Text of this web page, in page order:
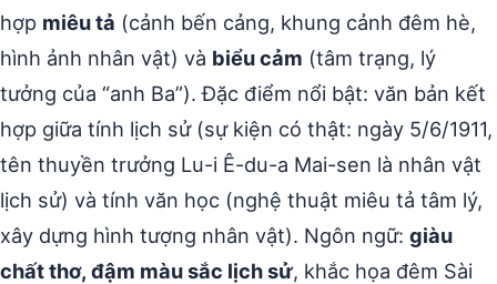
hợp miêu tả (cảnh bến cảng, khung cảnh đêm hè,
hình ảnh nhân vật) và biểu cảm (tâm trạng, lý
tưởng của “anh Ba”). Đặc điểm nổi bật: văn bản kết
hợp giữa tính lịch sử (sự kiện có thật: ngày 5/6/1911,
tên thuyền trưởng Lu-i Ê-du-a Mai-sen là nhân vật
lịch sử) và tính văn học (nghệ thuật miêu tả tâm lý,
xây dựng hình tượng nhân vật). Ngôn ngữ: giàu
chất thơ, đậm màu sắc lịch sử, khắc họa đêm Sài